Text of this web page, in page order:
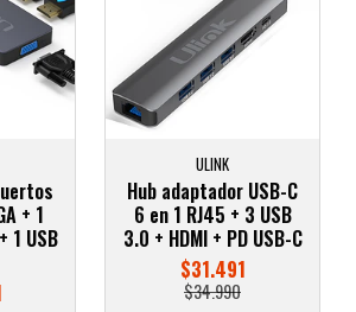
+ 1
1 USB
ULINK
Hub adaptador USB-C
6 en 1 RJ45 + 3 USB
3.0 + HDMI + PD USB-C
$31.491
$34.990